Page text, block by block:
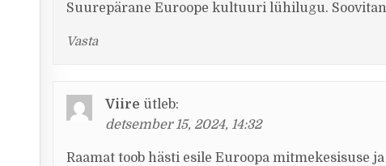
Suurepärane Euroope kultuuri lühilugu.
Vasta
Viire ütleb:
detsember 15, 2024, 14:32
Raamat toob hästi esile Euroopa mitmekesisuse